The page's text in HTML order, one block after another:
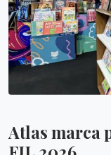
Atlas marca